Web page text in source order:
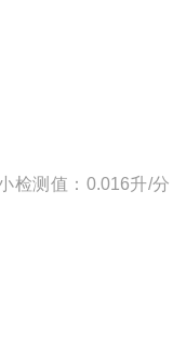
检测值：0.016升/